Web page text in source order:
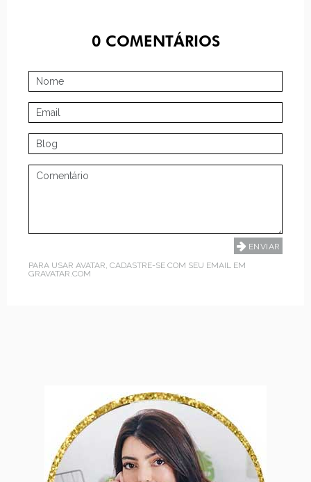
0COMENTÁRIOS
PARA USAR AVATAR, CADASTRE-SE COM SEU EMAIL EM
GRAVATAR.COM